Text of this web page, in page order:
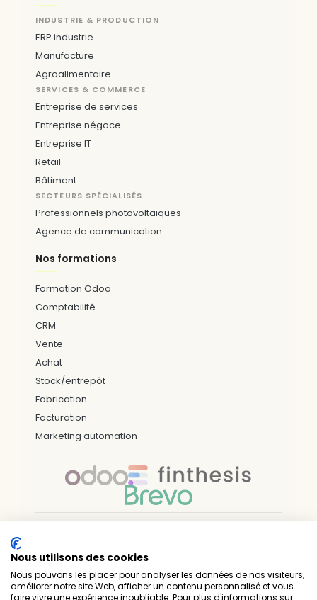
INDUSTRIE & PRODUCTION
ERP industrie
Manufacture
Agroalimentaire
SERVICES & COMMERCE
Entreprise de services
Entreprise négoce
Entreprise IT
Retail
Bâtiment
SECTEURS SPÉCIALISÉS
Professionnels photovoltaïques
Agence de communication
Nos formations
Formation Odoo
Comptabilité
CRM
Vente
Achat
Stock/entrepôt
Fabrication
Facturation
Marketing automation
LILLE ARRAS DUNKERQUE
SAINT-BRIEUC
LAVAL LUXEMBOURG
Nous utilisons des cookies
Nous pouvons les placer pour analyser les données de nos visiteurs,
améliorer notre site Web, afficher un contenu personnalisé et vous
faire vivre une expérience inoubliable. Pour plus d'informations sur